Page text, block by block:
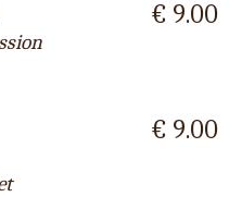
€ 9.00
€ 9.00